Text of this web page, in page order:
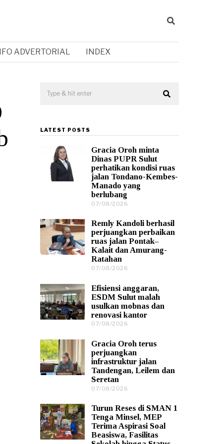
ADVERTORIAL INDEX
LATEST POSTS
Gracia Oroh minta
Dinas PUPR Sulut
perhatikan kondisi ruas
jalan Tondano-Kembes-
Manado yang
berlubang
07/08/2026
0
8
/
2
Remly Kandoli berhasil
perjuangkan perbaikan
ruas jalan Pontak–
Kalait dan Amurang-
Ratahan
07/08/2026
0
8
/
2
Efisiensi anggaran,
ESDM Sulut malah
usulkan mobnas dan
renovasi kantor
07/08/2026
0
8
/
2
Gracia Oroh terus
perjuangkan
infrastruktur jalan
Tandengan, Leilem dan
Seretan
07/08/2026
0
8
/
2
Turun Reses di SMAN 1
Tenga Minsel, MEP
Terima Aspirasi Soal
Beasiswa, Fasilitas